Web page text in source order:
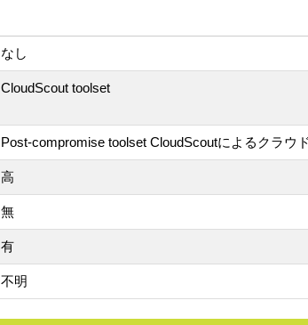
なし
CloudScout toolset
Post-compromise toolset CloudScoutによるクラウ
高
無
有
不明